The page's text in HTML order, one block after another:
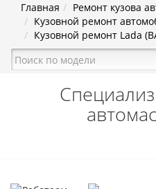
Главная
Ремонт кузова
Кузовной ремонт
Кузовной ремонт Lada